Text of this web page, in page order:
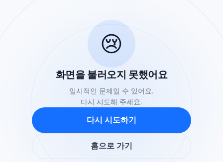
😢
화면을 불러오지 못했어요
일시적인 문제일 수 있어요.
다시 시도해 주세요.
다시 시도하기
홈으로 가기